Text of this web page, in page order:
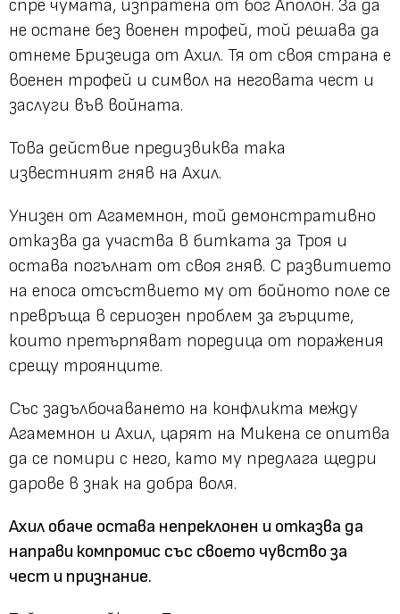
спре чумата, изпратена от бог Аполон. За да
не остане без военен трофей, той решава да
отнеме Бризеида от Ахил. Тя от своя страна е
военен трофей и символ на неговата чест и
заслуги във войната.
Това действие предизвиква така
известният гняв на Ахил.
Унизен от Агамемнон, той демонстративно
отказва да участва в битката за Троя и
остава погълнат от своя гняв. С развитието
на епоса отсъствието му от бойното поле се
превръща в сериозен проблем за гърците,
които претърпяват поредица от поражения
срещу троянците.
Със задълбочаването на конфликта между
Агамемнон и Ахил, царят на Микена се опитва
да се помири с него, като му предлага щедри
дарове в знак на добра воля.
Ахил обаче остава непреклонен и отказва да
направи компромис със своето чувство за
чест и признание.